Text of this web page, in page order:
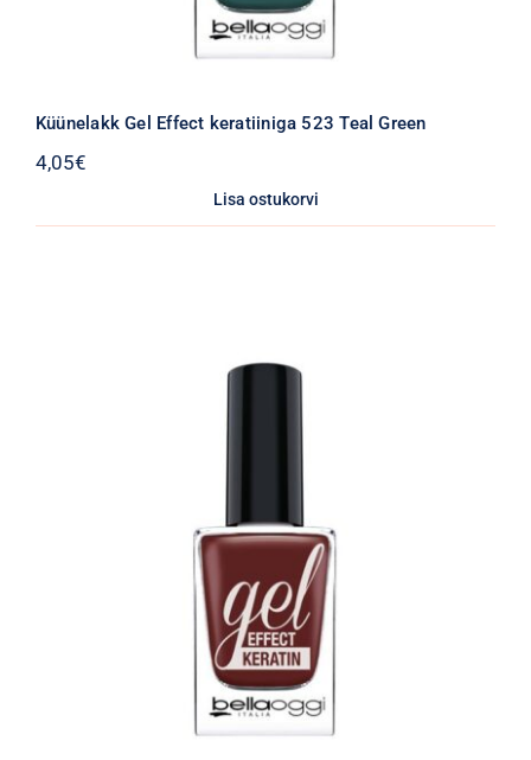
Küünelakk Gel Effect keratiiniga 523 Teal Green
4,05€
Lisa ostukorvi